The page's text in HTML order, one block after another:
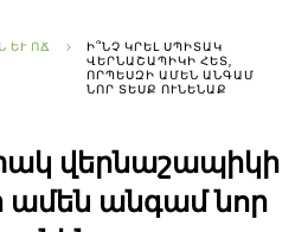
ՈՃ
Ի՞ՆՉ ԿՐԵԼ ՍՊԻՏԱԿ
ՎԵՐՆԱՇԱՊԻԿԻ ՀԵՏ,
ՈՐՊԵՍԶԻ ԱՄԵՆ ԱՆԳԱՄ
ՆՈՐ ՏԵՍՔ ՈՒՆԵՆԱՔ
վերնաշապիկի
ամեն անգամ նոր